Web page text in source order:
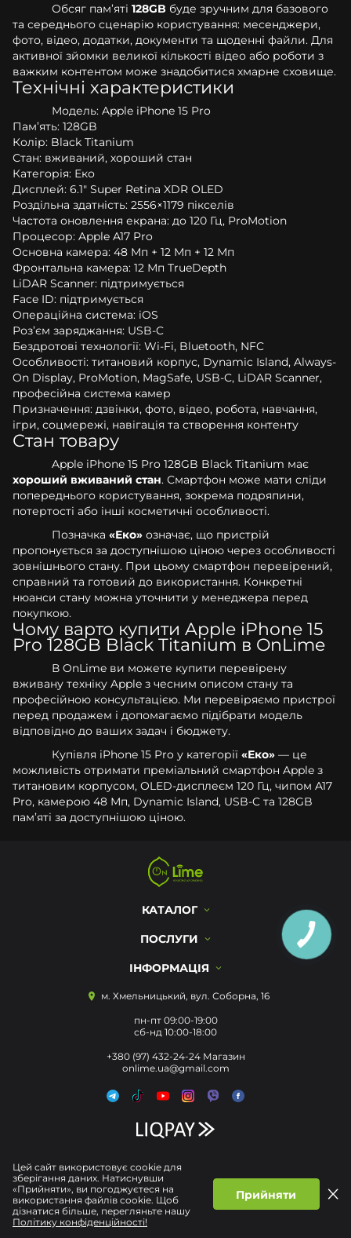
Обсяг пам’яті 128GB буде зручним для базового
та середнього сценарію користування: месенджери,
фото, відео, додатки, документи та щоденні файли. Для
активної зйомки великої кількості відео або роботи з
важким контентом може знадобитися хмарне сховище.
Технічні характеристики
Модель: Apple iPhone 15 Pro
Пам’ять: 128GB
Колір: Black Titanium
Стан: вживаний, хороший стан
Категорія: Еко
Дисплей: 6.1" Super Retina XDR OLED
Роздільна здатність: 2556×1179 пікселів
Частота оновлення екрана: до 120 Гц, ProMotion
Процесор: Apple A17 Pro
Основна камера: 48 Мп + 12 Мп + 12 Мп
Фронтальна камера: 12 Мп TrueDepth
LiDAR Scanner: підтримується
Face ID: підтримується
Операційна система: iOS
Роз’єм заряджання: USB-C
Бездротові технології: Wi-Fi, Bluetooth, NFC
Особливості: титановий корпус, Dynamic Island, Always-
On Display, ProMotion, MagSafe, USB-C, LiDAR Scanner,
професійна система камер
Призначення: дзвінки, фото, відео, робота, навчання,
ігри, соцмережі, навігація та створення контенту
Стан товару
Apple iPhone 15 Pro 128GB Black Titanium має
хороший вживаний стан. Смартфон може мати сліди
попереднього користування, зокрема подряпини,
потертості або інші косметичні особливості.
Позначка «Еко» означає, що пристрій
пропонується за доступнішою ціною через особливості
зовнішнього стану. При цьому смартфон перевірений,
справний та готовий до використання. Конкретні
нюанси стану можна уточнити у менеджера перед
покупкою.
Чому варто купити Apple iPhone 15
Pro 128GB Black Titanium в OnLime
В OnLime ви можете купити перевірену
вживану техніку Apple з чесним описом стану та
професійною консультацією. Ми перевіряємо пристрої
перед продажем і допомагаємо підібрати модель
відповідно до ваших задач і бюджету.
Купівля iPhone 15 Pro у категорії «Еко» — це
можливість отримати преміальний смартфон Apple з
титановим корпусом, OLED-дисплеєм 120 Гц, чипом A17
Pro, камерою 48 Мп, Dynamic Island, USB-C та 128GB
пам’яті за доступнішою ціною.
КАТАЛОГ
ПОСЛУГИ
ІНФОРМАЦІЯ
м. Хмельницький, вул. Соборна, 16
пн-пт 09:00-19:00
сб-нд 10:00-18:00
+380 (97) 432-24-24 Магазин
onlime.ua@gmail.com
Політика конфіденційності Договір публічної Оферти
Цей сайт використовує cookie для
зберігання даних. Натиснувши
«Прийняти», ви погоджуєтеся на
використання файлів cookie. Щоб
дізнатися більше, перегляньте нашу
Політику конфіденційності!
Прийняти